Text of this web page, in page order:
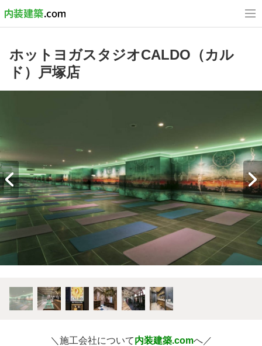
ホットヨガスタジオCALDO（カル
ド）戸塚店
＼施工会社について内装建築.comへ／